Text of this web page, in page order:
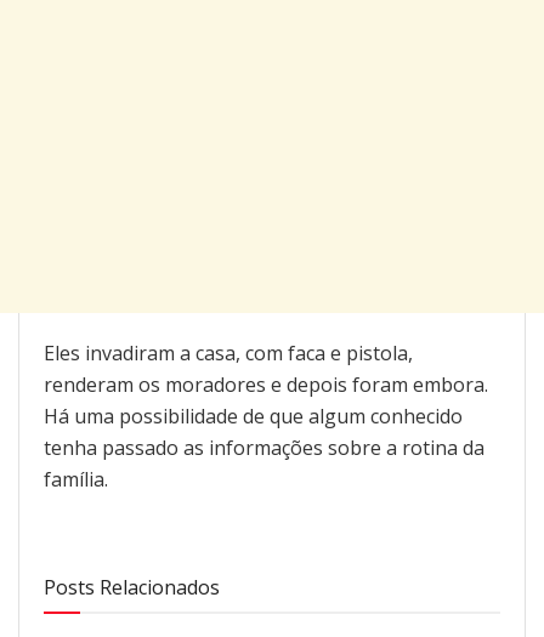
Eles invadiram a casa, com faca e pistola,
renderam os moradores e depois foram embora.
Há uma possibilidade de que algum conhecido
tenha passado as informações sobre a rotina da
família.
Posts Relacionados